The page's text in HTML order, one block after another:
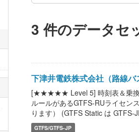
3 件のデータセ
下津井電鉄株式会社（路線
[★★★★★ Level 5] 時刻表＆乗換
ルールがあるGTFS-RUライセン
ります） (GTFS Static は GTFS-
GTFS/GTFS-JP